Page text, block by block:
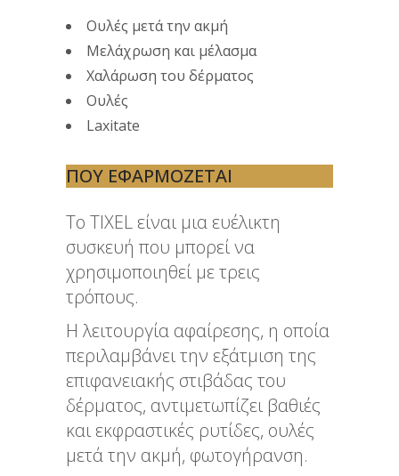
Ουλές μετά την ακμή
Μελάχρωση και μέλασμα
Χαλάρωση του δέρματος
Ουλές
Laxitate
ΠΟΥ ΕΦΑΡΜΌΖΕΤΑΙ
To TIXEL είναι μια ευέλικτη
συσκευή που μπορεί να
χρησιμοποιηθεί με τρεις
τρόπους.
Η λειτουργία αφαίρεσης, η οποία
περιλαμβάνει την εξάτμιση της
επιφανειακής στιβάδας του
δέρματος, αντιμετωπίζει βαθιές
και εκφραστικές ρυτίδες, ουλές
μετά την ακμή, φωτογήρανση.